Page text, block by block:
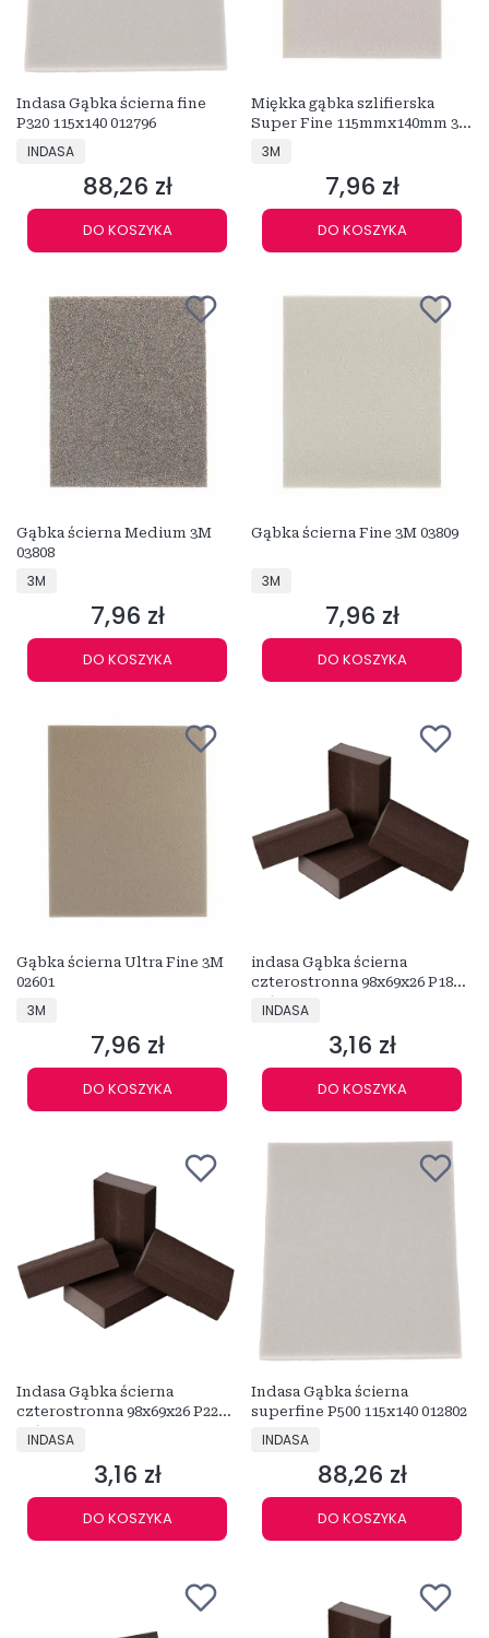
Indasa Gąbka ścierna fine
P320 115x140 012796
PRODUCENT
INDASA
Cena
88,26 zł
DO KOSZYKA
Miękka gąbka szlifierska
Super Fine 115mmx140mm 3M
PRODUCENT
3M
Cena
7,96 zł
DO KOSZYKA
Gąbka ścierna Medium 3M
03808
PRODUCENT
3M
Cena
7,96 zł
DO KOSZYKA
Gąbka ścierna Fine 3M 03809
PRODUCENT
3M
Cena
7,96 zł
DO KOSZYKA
Gąbka ścierna Ultra Fine 3M
02601
PRODUCENT
3M
Cena
7,96 zł
DO KOSZYKA
indasa Gąbka ścierna
czterostronna 98x69x26 P180
476291
PRODUCENT
INDASA
Cena
3,16 zł
DO KOSZYKA
Indasa Gąbka ścierna
czterostronna 98x69x26 P220
476307
PRODUCENT
INDASA
Cena
3,16 zł
DO KOSZYKA
Indasa Gąbka ścierna
superfine P500 115x140 012802
PRODUCENT
INDASA
Cena
88,26 zł
DO KOSZYKA